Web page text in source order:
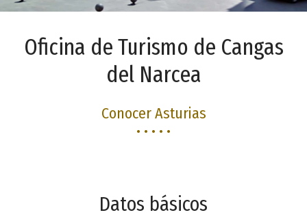
Oficina de Turismo de Cangas
del Narcea
Conocer Asturias
• • • • •
Datos básicos